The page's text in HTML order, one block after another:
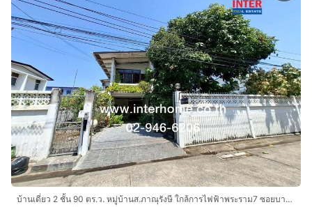
บ้านเดี่ยว 2 ชั้น 90 ตร.ว. หมู่บ้านส.ภาณุรังษี ใกล้การไฟฟ้าพระราม7 ซอยบางกรวย-ไทรน้อย17 ถนนบางกรวย-ไทรน้อย ถนนพระราม7 บางกรวย นนทบุรี